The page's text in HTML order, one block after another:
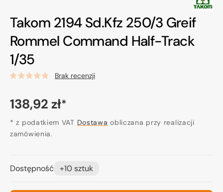
Takom 2194 Sd.Kfz 250/3 Greif
Rommel Command Half-Track
1/35
Brak recenzji
Cena
regularna
138,92 zł*
* z podatkiem VAT Dostawa obliczana przy realizacji
zamówienia.
Dostępność +10 sztuk